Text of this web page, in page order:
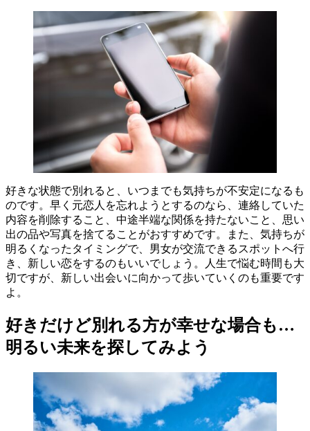
好きな状態で別れると、いつまでも気持ちが不安定になるも
のです。早く元恋人を忘れようとするのなら、連絡していた
内容を削除すること、中途半端な関係を持たないこと、思い
出の品や写真を捨てることがおすすめです。また、気持ちが
明るくなったタイミングで、男女が交流できるスポットへ行
き、新しい恋をするのもいいでしょう。人生で悩む時間も大
切ですが、新しい出会いに向かって歩いていくのも重要です
よ。
好きだけど別れる方が幸せな場合も…
明るい未来を探してみよう